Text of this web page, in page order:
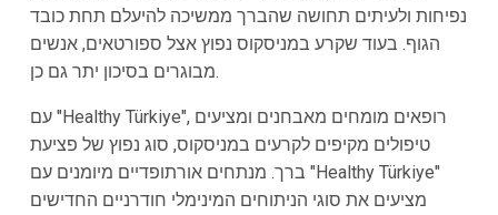
נפיחות ולעיתים תחושה שהברך ממשיכה להיעלם תחת כובד
הגוף. בעוד שקרע במניסקוס נפוץ אצל ספורטאים, אנשים
מבוגרים בסיכון יתר גם כן.
עם "Healthy Türkiye", רופאים מומחים מאבחנים ומציעים
טיפולים מקיפים לקרעים במניסקוס, סוג נפוץ של פציעת
ברך. מנתחים אורתופדיים מיומנים עם "Healthy Türkiye"
מציעים את סוגי הניתוחים המינימלי חודרניים החדישים